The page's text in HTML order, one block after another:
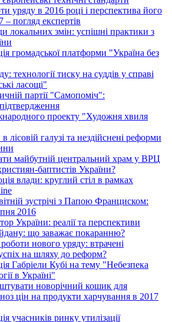
уряду в 2016 році і перспектива його
– погляд експертів
локальних змін: успішні практики з
громадської платформи "Україна без
технології тиску на суддів у справі
ласощі"
партії "Самопоміч":
проекту "Художня хвиля
лісовій галузі та нездійснені реформи
майбутній центральний храм у ВРЦ
баптистів України?
влади: круглий стіл в рамках
зустрічі з Папою Франциском:
2016
України: реалії та перспективи
що заважає покаранню?
нового уряду: втрачені
на шляху до реформ?
Габріели Кубі на тему "Небезпека
в Україні"
новорічний кошик для
цін на продукти харчування в 2017
учасників ринку утилізації